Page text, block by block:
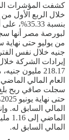
كشفت المؤشرات
خلال الربع الأول
بنسبة
جنيه خلال نفس
إيرادات الشركة
العام المالي
المالي السابق له.
المالي السابق له.